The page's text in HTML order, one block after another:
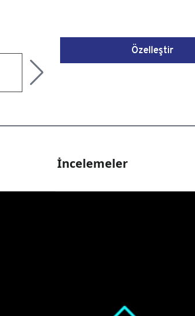
Özelleştir
İncelemeler